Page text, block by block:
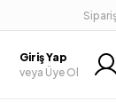
Giriş Yap
veya Üye Ol